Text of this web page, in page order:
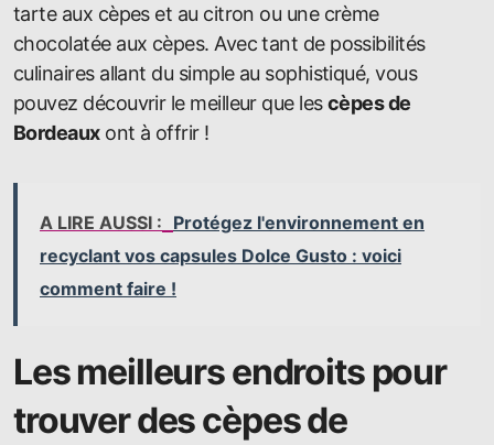
tarte aux cèpes et au citron ou une crème
chocolatée aux cèpes. Avec tant de possibilités
culinaires allant du simple au sophistiqué, vous
pouvez découvrir le meilleur que lescèpes de
Bordeauxont à offrir !
A LIRE AUSSI : Protégez l'environnement en
recyclant vos capsules Dolce Gusto : voici
comment faire !
Les meilleurs endroits pour
trouver des cèpes de